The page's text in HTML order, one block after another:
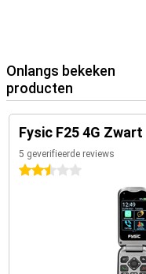
Onlangs bekeken
producten
Fysic F25 4G Zwart
5 geverifieerde reviews
2.5 sterren